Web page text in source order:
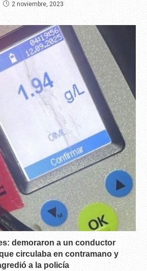
2 noviembre, 2023
demoraron a un conductor
circulaba en contramano y
a la policía